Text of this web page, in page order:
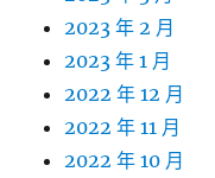
2023 年 2 月
2023 年 1 月
2022 年 12 月
2022 年 11 月
2022 年 10 月